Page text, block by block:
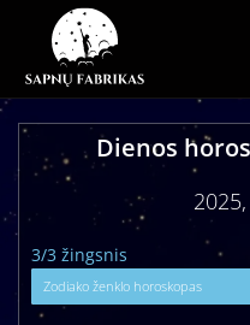
Dienos
3/3 žingsnis
Zodiako ženklo horoskopas